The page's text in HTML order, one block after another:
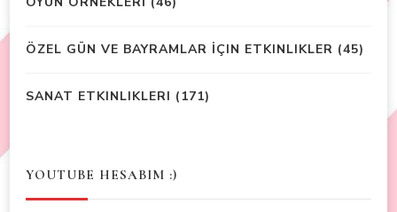
ÖZEL GÜN VE BAYRAMLAR İÇIN ETKINLIKLER (45)
SANAT ETKINLIKLERI (171)
YOUTUBE HESABIM :)